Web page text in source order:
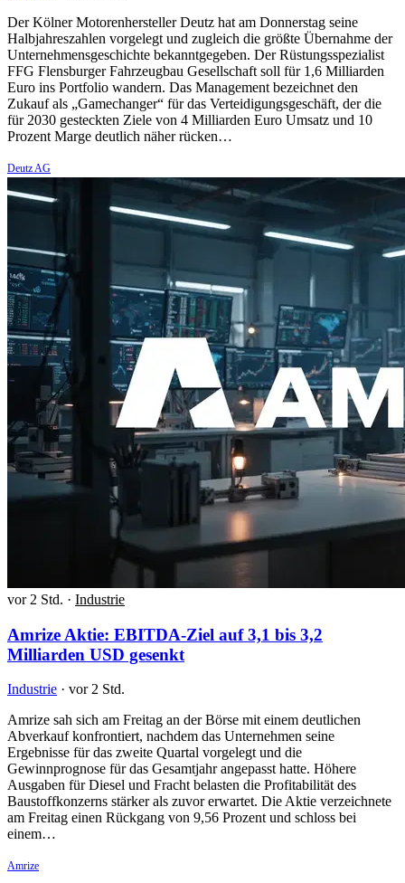
Der Kölner Motorenhersteller Deutz hat am Donnerstag seine
Halbjahreszahlen vorgelegt und zugleich die größte Übernahme der
Unternehmensgeschichte bekanntgegeben. Der Rüstungsspezialist
FFG Flensburger Fahrzeugbau Gesellschaft soll für 1,6 Milliarden
Euro ins Portfolio wandern. Das Management bezeichnet den
Zukauf als „Gamechanger“ für das Verteidigungsgeschäft, der die
für 2030 gesteckten Ziele von 4 Milliarden Euro Umsatz und 10
Prozent Marge deutlich näher rücken…
Deutz AG
vor 2 Std. · Industrie
Amrize Aktie: EBITDA-Ziel auf 3,1 bis 3,2
Milliarden USD gesenkt
Industrie · vor 2 Std.
Amrize sah sich am Freitag an der Börse mit einem deutlichen
Abverkauf konfrontiert, nachdem das Unternehmen seine
Ergebnisse für das zweite Quartal vorgelegt und die
Gewinnprognose für das Gesamtjahr angepasst hatte. Höhere
Ausgaben für Diesel und Fracht belasten die Profitabilität des
Baustoffkonzerns stärker als zuvor erwartet. Die Aktie verzeichnete
am Freitag einen Rückgang von 9,56 Prozent und schloss bei
einem…
Amrize